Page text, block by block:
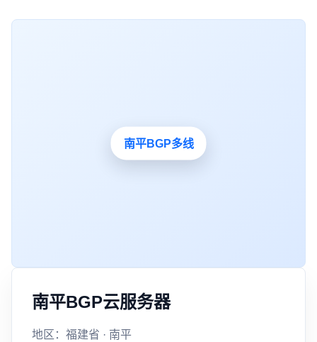
南平BGP云服务器
地区：福建省 · 南平